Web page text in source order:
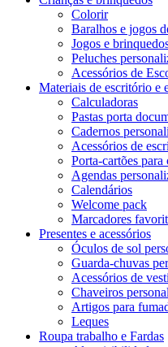
Colorir
Baralhos e jogos
Jogos e
Peluches
Acessórios de
Materiais de escritório e
Calculadoras
Pastas porta
Cadernos
Acessórios de
Porta-cartões para
Agendas
Calendários
Welcome pack
Marcadores
Presentes e acessórios
Óculos de sol
Guarda-chuvas
Acessórios de
Chaveiros
Artigos para
Leques
Roupa trabalho e Fardas